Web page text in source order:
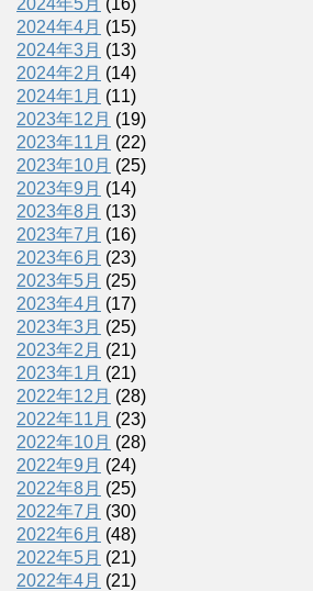
2024年4月 (15)
2024年3月 (13)
2024年2月 (14)
2024年1月 (11)
2023年12月 (19)
2023年11月 (22)
2023年10月 (25)
2023年9月 (14)
2023年8月 (13)
2023年7月 (16)
2023年6月 (23)
2023年5月 (25)
2023年4月 (17)
2023年3月 (25)
2023年2月 (21)
2023年1月 (21)
2022年12月 (28)
2022年11月 (23)
2022年10月 (28)
2022年9月 (24)
2022年8月 (25)
2022年7月 (30)
2022年6月 (48)
2022年5月 (21)
2022年4月 (21)